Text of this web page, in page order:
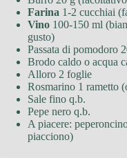
Farina 1-2 cucchiai
Vino 100-150 ml
gusto)
Passata di pomodoro
Brodo caldo o acqua
Alloro 2 foglie
Rosmarino 1 rametto
Sale fino q.b.
Pepe nero q.b.
A piacere:
piacciono)